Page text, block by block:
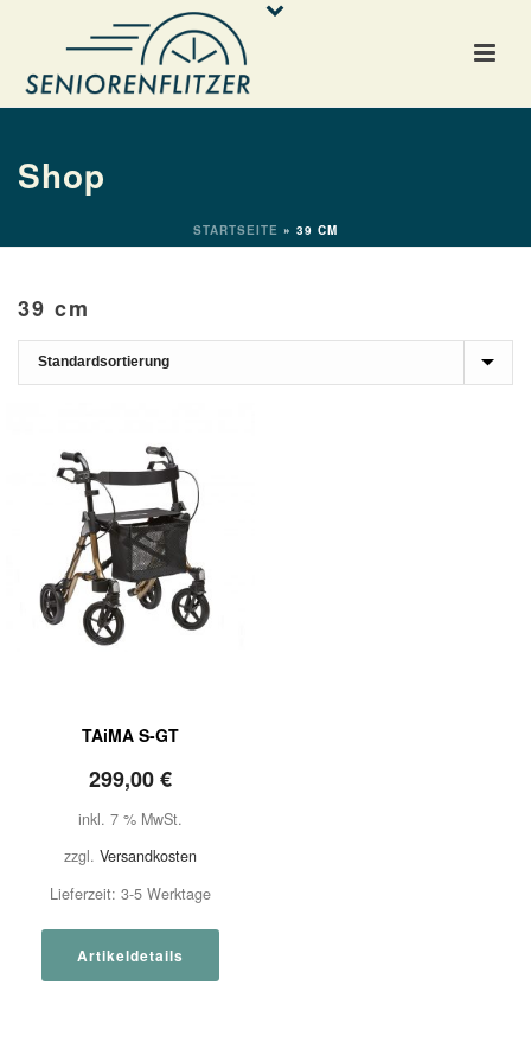
Shop
STARTSEITE » 39 CM
39 cm
TAiMA S-GT
299,00€
inkl. 7 % MwSt.
zzgl.Versandkosten
Lieferzeit:3-5 Werktage
Artikeldetails